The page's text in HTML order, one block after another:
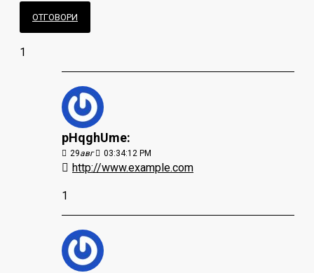
ОТГОВОРИ
1
pHqghUme:
29авг 03:34:12 PM
http://www.example.com
1